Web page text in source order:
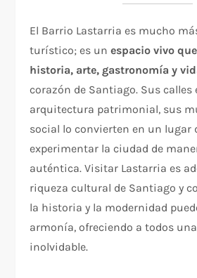
El Barrio Lastarria es mucho
turístico; es unespacio vivo
historia, arte, gastronomía y
corazón de Santiago. Sus calles
arquitectura patrimonial, sus
social lo convierten en un lugar
experimentar la ciudad de
auténtica. Visitar Lastarria es
riqueza cultural de Santiago y
la historia y la modernidad
armonía, ofreciendo a todos
inolvidable.